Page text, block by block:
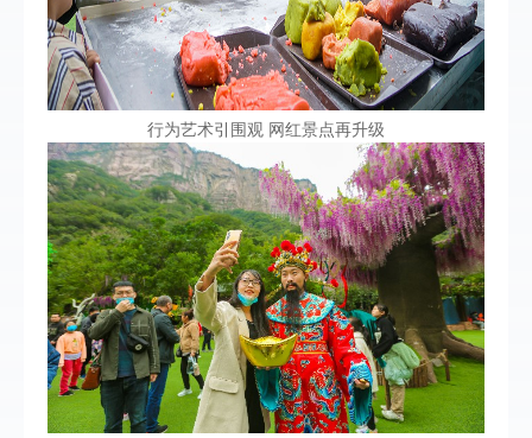
行为艺术引围观 网红景点再升级